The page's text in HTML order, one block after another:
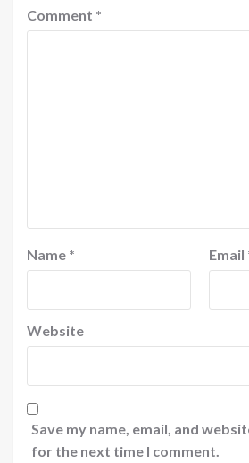
Comment *
Name * Email
Website
Save my name, email, and
for the next time I comment.